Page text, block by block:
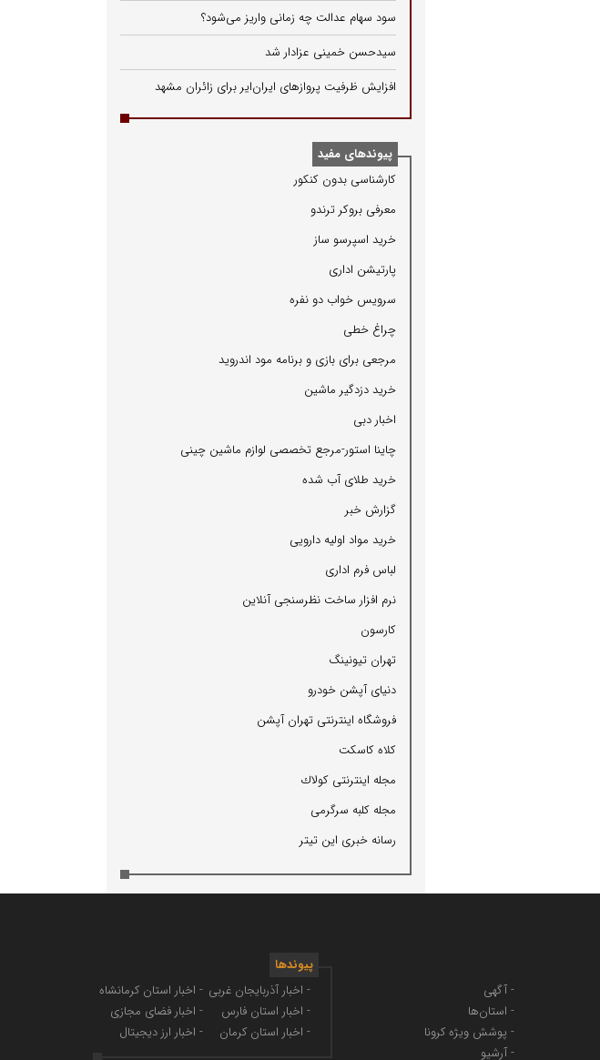
سود سهام عدالت چه زمانی واریز می‌شود؟
سیدحسن خمینی عزادار شد
افزایش ظرفیت پروازهای ایران‌ایر برای زائران مشهد
پیوندهای مفید
كارشناسی بدون كنكور
معرفی بروكر ترندو
خرید اسپرسو ساز
پارتیشن اداری
سرویس خواب دو نفره
چراغ خطی
مرجعی برای بازی و برنامه مود اندروید
خرید دزدگیر ماشین
اخبار دبی
چاینا استور-مرجع تخصصی لوازم ماشین چینی
خرید طلای آب شده
گزارش خبر
خرید مواد اولیه دارویی
لباس فرم اداری
نرم افزار ساخت نظرسنجی آنلاین
كارسون
تهران تیونینگ
دنیای آپشن خودرو
فروشگاه اینترنتی تهران آپشن
كلاه كاسكت
مجله اینترنتی كولاك
مجله كلبه سرگرمی
رسانه خبری این تیتر
- آگهی
- استان‌ها
- پوشش ویژه کرونا
- آرشیو
پیوندها
- اخبار آذربایجان غربی
- اخبار استان فارس
- اخبار استان کرمان
- اخبار استان کرمانشاه
- اخبار فضای مجازی
- اخبار ارز دیجیتال